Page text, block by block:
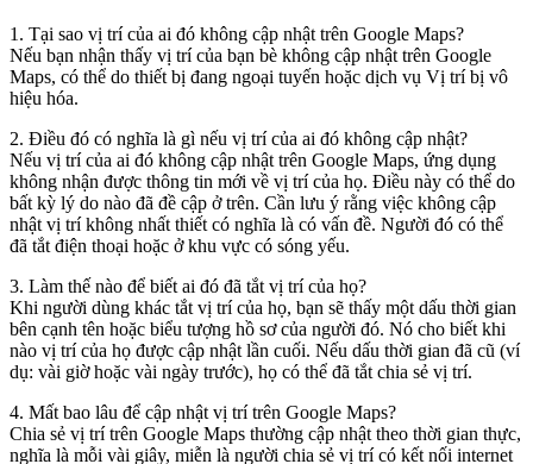
1. Tại sao vị trí của ai đó không cập nhật trên Google Maps?
Nếu bạn nhận thấy vị trí của bạn bè không cập nhật trên Google
Maps, có thể do thiết bị đang ngoại tuyến hoặc dịch vụ Vị trí bị vô
hiệu hóa.
2. Điều đó có nghĩa là gì nếu vị trí của ai đó không cập nhật?
Nếu vị trí của ai đó không cập nhật trên Google Maps, ứng dụng
không nhận được thông tin mới về vị trí của họ. Điều này có thể do
bất kỳ lý do nào đã đề cập ở trên. Cần lưu ý rằng việc không cập
nhật vị trí không nhất thiết có nghĩa là có vấn đề. Người đó có thể
đã tắt điện thoại hoặc ở khu vực có sóng yếu.
3. Làm thế nào để biết ai đó đã tắt vị trí của họ?
Khi người dùng khác tắt vị trí của họ, bạn sẽ thấy một dấu thời gian
bên cạnh tên hoặc biểu tượng hồ sơ của người đó. Nó cho biết khi
nào vị trí của họ được cập nhật lần cuối. Nếu dấu thời gian đã cũ (ví
dụ: vài giờ hoặc vài ngày trước), họ có thể đã tắt chia sẻ vị trí.
4. Mất bao lâu để cập nhật vị trí trên Google Maps?
Chia sẻ vị trí trên Google Maps thường cập nhật theo thời gian thực,
nghĩa là mỗi vài giây, miễn là người chia sẻ vị trí có kết nối internet